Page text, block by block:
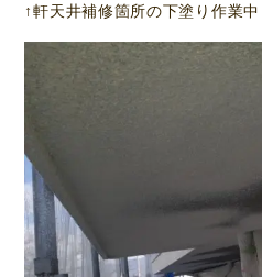
↑軒天井補修箇所の下塗り作業中